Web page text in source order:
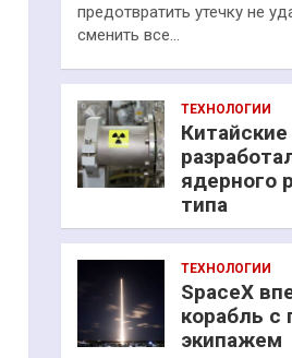
предотвратить утечку не
сменить все…
ТЕХНОЛОГИИ
ядерного
типа
ТЕХНОЛОГИИ
SpaceX
корабль с
экипажем